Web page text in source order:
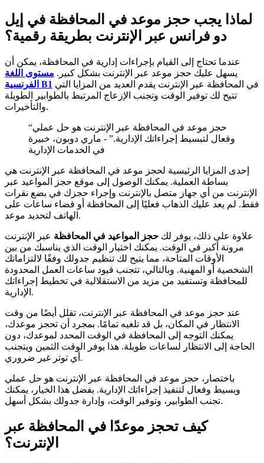
لماذا يجب حجز موعد في المحافظة في إيل
دو فرانس عبر الإنترنت بطريقة رقمية؟
عندما تحتاج إلى القيام بإجراءات إدارية في المحافظة، يمكن أن
يسهل عليك حجز موعد عبر الإنترنت بشكل كبير. مستوى اللغة
الفرنسية B1
تتيح لك توفير الوقت وتجنب الإزعاج المرتبط بالطوابير الطويلة
والتأخيرات.
“حجز موعد في المحافظة عبر الإنترنت هو حل عملي
وفعال لتبسيط إجراءاتك الإدارية.” - ماري دوبون، خبيرة
في الخدمات الإدارية
إحدى المزايا الرئيسية لحجز موعد في المحافظة عبر الإنترنت هي
بساطة العملية. يمكنك الوصول إلى موقع حجز المواعيد عبر
الإنترنت من أي جهاز متصل بالإنترنت وإجراء حجزك في بضع نقرات
فقط. لم يعد عليك الذهاب فعليًا إلى المحافظة أو قضاء ساعات على
الهاتف لتحديد موعد.
علاوة على ذلك، يوفر لك حجز المواعيد في المحافظة عبر الإنترنت
مرونة أكبر في الوقت. يمكنك اختيار الوقت الذي يناسبك من بين
الأوقات المتاحة، مما يتيح لك تنظيم جدولك وفقًا لالتزاماتك
الشخصية أو المهنية. وبالتالي، تتجنب قيود ساعات العمل المحدودة
للمحافظة وتستفيد من مزيد من الاستقلالية في تخطيط إجراءاتك
الإدارية.
عند حجز موعد في المحافظة عبر الإنترنت، تقلل أيضًا من وقت
الانتظار في المكان، بل قد تلغيه تمامًا. بمجرد أن تحجز موعدك،
يمكنك التوجه إلى المحافظة في الوقت المحدد لموعدك، دون
الحاجة إلى الانتظار لساعات طويلة. هذا يوفر الوقت الثمين ويتجنب
أي توتر غير ضروري.
باختصار، حجز موعد في المحافظة عبر الإنترنت هو حل عملي
وبسيط وفعال لتنفيذ إجراءاتك الإدارية. بفضل هذا الخيار، يمكنك
تجنب الطوابير، وتوفير الوقت، وإدارة جدولك بشكل أسهل.
كيف تحجز موعدًا في المحافظة عبر
الإنترنت؟